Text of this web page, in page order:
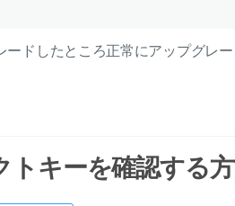
ドしたところ正常にアップグレー
トキーを確認する